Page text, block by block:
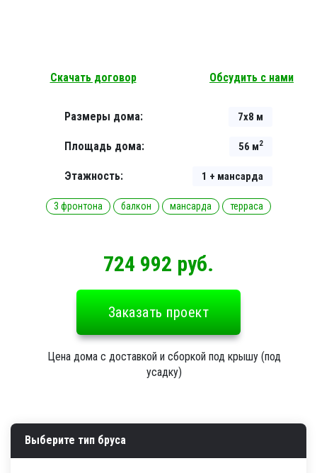
Скачать договор Обсудить с нами
Размеры дома: 7х8 м
Площадь дома: 56 м2
Этажность: 1 + мансарда
3 фронтона балкон мансарда терраса
724 992 руб.
Заказать проект
Цена дома с доставкой и сборкой под крышу (под
усадку)
Выберите тип бруса